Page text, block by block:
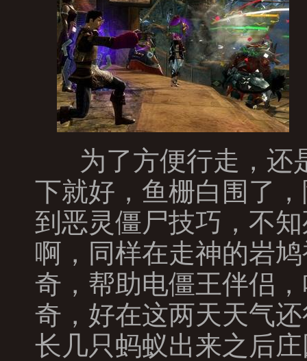
为了方便行走，还
下就好，鱼栅白围了
到恶灵僵尸技巧，不
啊，同样在走神的岩
奇，帮助电僵王伴侣
奇，好在这两天天气
长几只蚂蚁出来之后